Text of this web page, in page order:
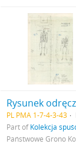
PL PMA 1-7-4-3-43
Part ofKolekcja
Państwowe Grono